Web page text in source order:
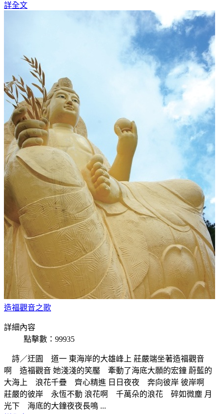
詳全文
造福觀音之歌
詳細內容
點擊數：99935
詩／迂園 道一 東海岸的大雄峰上 莊嚴端坐著造福觀音
啊 造福觀音 她淺淺的笑靨 牽動了海底大願的宏鐘 蔚藍的
大海上 浪花千疊 齊心精進 日日夜夜 奔向彼岸 彼岸啊
莊嚴的彼岸 永恆不動 浪花啊 千萬朵的浪花 碎如微塵 月
光下 海底的大鐘夜夜長鳴 ...